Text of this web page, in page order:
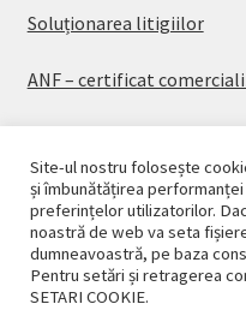
Soluționarea litigiilor
ANF – certificat
© CASAPLANT 2026
Politică de
Site-ul nostru folosește
și îmbunătățirea
preferințelor utilizatorilor.
noastră de web va seta
dumneavoastră, pe baza
Pentru setări și retragerea
SETARI COOKIE.